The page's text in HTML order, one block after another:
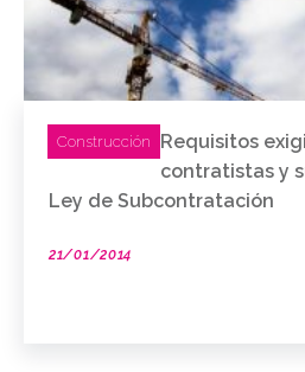
Construcción
Requisitos
contratistas y
Ley de Subcontratación
21/01/2014